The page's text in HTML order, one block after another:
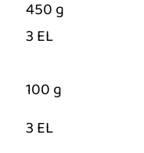
450 g
3 EL
100 g
3 EL